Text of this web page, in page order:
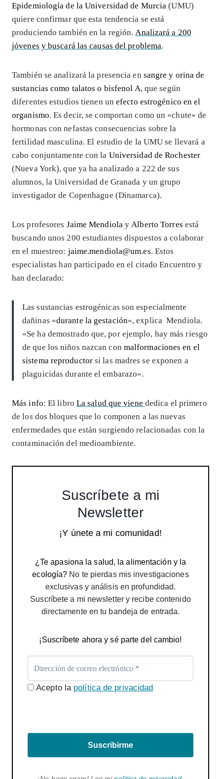
Epidemiología de la Universidad de Murcia(UMU)
quiere confirmar que esta tendencia se está
produciendo también en la región. Analizará a 200
jóvenes y buscará las causas del problema.
También se analizará la presencia en sangre y orina de
sustancias como talatos o bisfenol A, que según
diferentes estudios tienen unefecto estrogénico en el
organismo. Es decir, se comportan como un «chute» de
hormonas con nefastas consecuencias sobre la
fertilidad masculina. El estudio de la UMU se llevará a
cabo conjuntamente con la Universidad de Rochester
(Nueva York), que ya ha analizado a 222 de sus
alumnos, la Universidad de Granada y un grupo
investigador de Copenhague (Dinamarca).
Los profesores Jaime Mendiolay Alberto Torres está
buscando unos 200 estudiantes dispuestos a colaborar
en el muestreo: jaime.mendiola@um.es. Estos
especialistas han participado en el citado Encuentro y
han declarado:
Las sustancias estrogénicas son especialmente
dañinas «durante la gestación«, explica Mendiola.
«Se ha demostrado que, por ejemplo, hay más riesgo
de que los niños nazcan con malformaciones en el
sistema reproductorsi las madres se exponen a
plaguicidas durante el embarazo».
Más info: El libro La salud que viene dedica el primero
de los dos bloques que lo componen a las nuevas
enfermedades que están surgiendo relacionadas con la
contaminación del medioambiente.
Suscríbete a mi
Newsletter
¡Y únete a mi comunidad!
¿Te apasiona la salud, la alimentación y la
ecología? No te pierdas mis investigaciones
exclusivas y análisis en profundidad.
Suscríbete a mi newsletter y recibe contenido
directamente en tu bandeja de entrada.
¡Suscríbete ahora y sé parte del cambio!
Acepto la política de privacidad
Suscribirme